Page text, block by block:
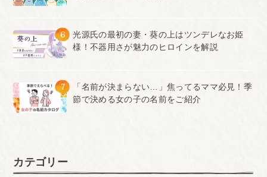
6
光源氏の最初の妻・葵の上はツンデレなお姫
様！不器用さが魅力のヒロインを解説
7
「名前が決まらない…」焦ってるママ必見！季
節で決める女の子の名前をご紹介
カテゴリー